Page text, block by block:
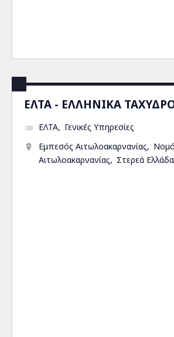
ΕΛΤΑ - ΕΛΛΗΝΙΚΑ
ΕΛΤΑ
Γενικές Υπηρεσίες
Εμπεσός Αιτωλοακαρνανίας
Αιτωλοακαρνανίας
Στερεά Ελλάδα